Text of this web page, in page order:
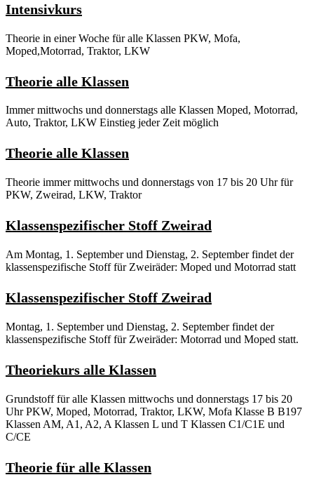
Intensivkurs
Theorie in einer Woche für alle Klassen PKW, Mofa,
Moped,Motorrad, Traktor, LKW
Theorie alle Klassen
Immer mittwochs und donnerstags alle Klassen Moped, Motorrad,
Auto, Traktor, LKW Einstieg jeder Zeit möglich
Theorie alle Klassen
Theorie immer mittwochs und donnerstags von 17 bis 20 Uhr für
PKW, Zweirad, LKW, Traktor
Klassenspezifischer Stoff Zweirad
Am Montag, 1. September und Dienstag, 2. September findet der
klassenspezifische Stoff für Zweiräder: Moped und Motorrad statt
Klassenspezifischer Stoff Zweirad
Montag, 1. September und Dienstag, 2. September findet der
klassenspezifische Stoff für Zweiräder: Motorrad und Moped statt.
Theoriekurs alle Klassen
Grundstoff für alle Klassen mittwochs und donnerstags 17 bis 20
Uhr PKW, Moped, Motorrad, Traktor, LKW, Mofa Klasse B B197
Klassen AM, A1, A2, A Klassen L und T Klassen C1/C1E und
C/CE
Theorie für alle Klassen